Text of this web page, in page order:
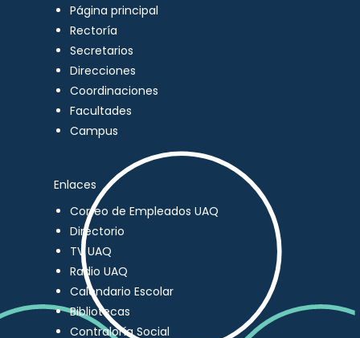
Página principal
Rectoría
Secretarios
Direcciones
Coordinaciones
Facultades
Campus
Enlaces
Correo de Empleados UAQ
Directorio
TV UAQ
Radio UAQ
Calendario Escolar
Bibliotecas
Contraloría Social